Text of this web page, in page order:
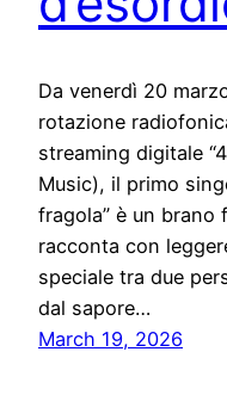
Da venerdì 20
rotazione
streaming digitale
Music), il primo
fragola” è un brano
racconta con
speciale tra due
dal sapore…
March 19, 2026